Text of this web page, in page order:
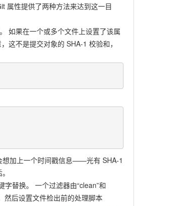
属性提供了两种方法来达到这一目
如果在一个或多个文件上设置了该属
这不是提交对象的 SHA-1 校验和，
想加上一个时间戳信息——光有 SHA-1
替换。 一个过滤器由“clean”和
然后设置文件检出前的处理脚本